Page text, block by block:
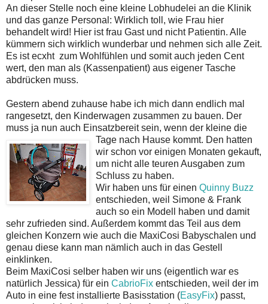
An dieser Stelle noch eine kleine Lobhudelei an die Klinik
und das ganze Personal: Wirklich toll, wie Frau hier
behandelt wird! Hier ist frau Gast und nicht Patientin. Alle
kümmern sich wirklich wunderbar und nehmen sich alle Zeit.
Es ist ecxht zum Wohlfühlen und somit auch jeden Cent
wert, den man als (Kassenpatient) aus eigener Tasche
abdrücken muss.
Gestern abend zuhause habe ich mich dann endlich mal
rangesetzt, den Kinderwagen zusammen zu bauen. Der
muss ja nun auch Einsatzbereit sein, wenn der kleine die
Tage nach Hause kommt. Den hatten
wir schon vor einigen Monaten gekauft,
um nicht alle teuren Ausgaben zum
Schluss zu haben.
Wir haben uns für einen Quinny Buzz
entschieden, weil Simone & Frank
auch so ein Modell haben und damit
sehr zufrieden sind. Außerdem kommt das Teil aus dem
gleichen Konzern wie auch die MaxiCosi Babyschalen und
genau diese kann man nämlich auch in das Gestell
einklinken.
Beim MaxiCosi selber haben wir uns (eigentlich war es
natürlich Jessica) für ein CabrioFix entschieden, weil der im
Auto in eine fest installierte Basisstation (EasyFix) passt,